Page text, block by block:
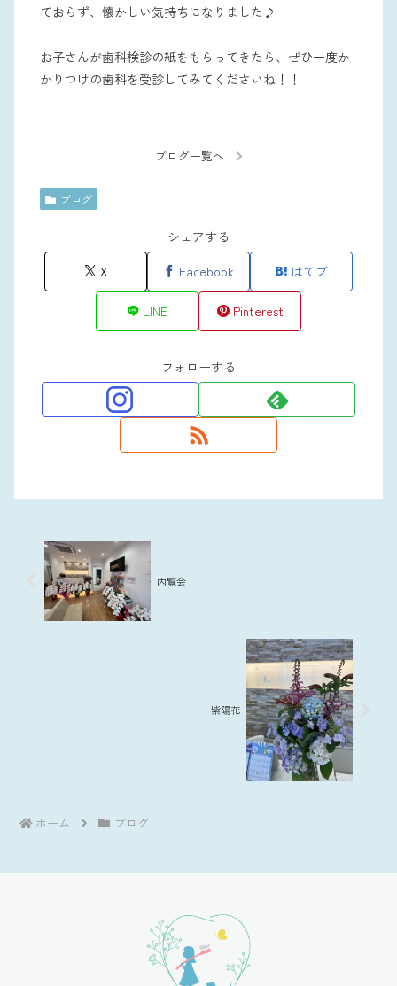
ておらず、懐かしい気持ちになりました♪
お子さんが歯科検診の紙をもらってきたら、ぜひ一度か
かりつけの歯科を受診してみてくださいね！！
ブログ一覧へ
ブログ
シェアする
X
Facebook はてブ
LINE Pinterest
フォローする
内覧会
紫陽花
ホーム ブログ